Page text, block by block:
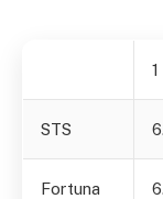
1
STS
Fortuna